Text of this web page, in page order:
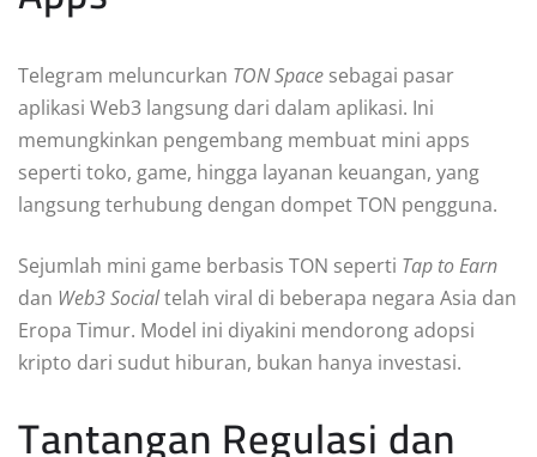
Telegram meluncurkan TON Space sebagai pasar
aplikasi Web3 langsung dari dalam aplikasi. Ini
memungkinkan pengembang membuat mini apps
seperti toko, game, hingga layanan keuangan, yang
langsung terhubung dengan dompet TON pengguna.
Sejumlah mini game berbasis TON seperti Tap to Earn
dan Web3 Socialtelah viral di beberapa negara Asia dan
Eropa Timur. Model ini diyakini mendorong adopsi
kripto dari sudut hiburan, bukan hanya investasi.
Tantangan Regulasi dan